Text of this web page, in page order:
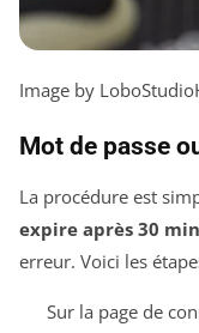
Image by
Mot de passe
La procédure est
expire après 30
erreur. Voici les
Sur la page de